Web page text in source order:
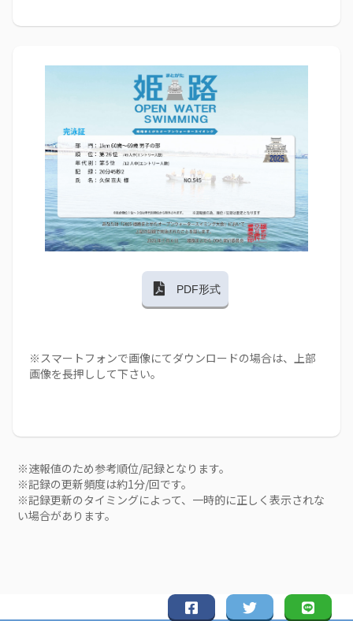
PDF形式
※スマートフォンで画像にてダウンロードの場合は、上部
画像を長押しして下さい。
※速報値のため参考順位/記録となります。
※記録の更新頻度は約1分/回です。
※記録更新のタイミングによって、一時的に正しく表示されな
い場合があります。